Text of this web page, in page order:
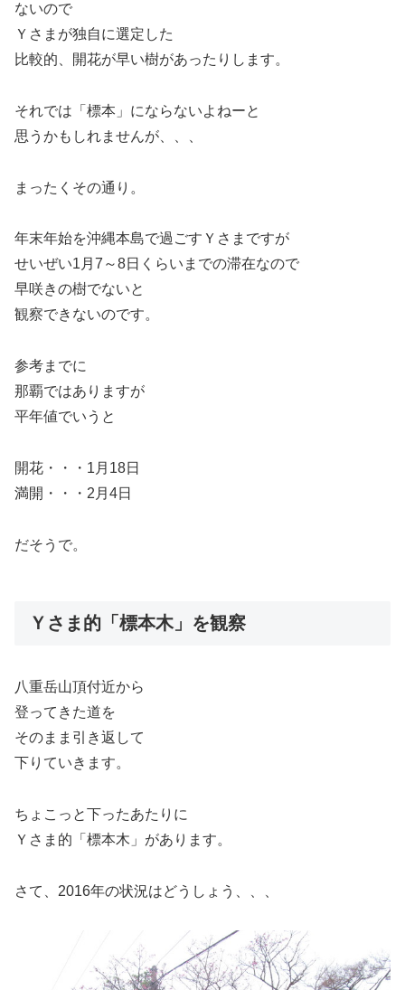
ないので
Ｙさまが独自に選定した
比較的、開花が早い樹があったりします。
それでは「標本」にならないよねーと
思うかもしれませんが、、、
まったくその通り。
年末年始を沖縄本島で過ごすＹさまですが
せいぜい1月7～8日くらいまでの滞在なので
早咲きの樹でないと
観察できないのです。
参考までに
那覇ではありますが
平年値でいうと
開花・・・1月18日
満開・・・2月4日
だそうで。
Ｙさま的「標本木」を観察
八重岳山頂付近から
登ってきた道を
そのまま引き返して
下りていきます。
ちょこっと下ったあたりに
Ｙさま的「標本木」があります。
さて、2016年の状況はどうしょう、、、